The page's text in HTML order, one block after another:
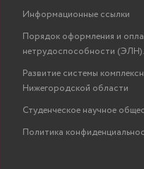
Информационные ссылки
Порядок оформления и
нетрудоспособности (ЭЛН).
Развитие системы
Нижегородской области
Студенческое научное
Политика